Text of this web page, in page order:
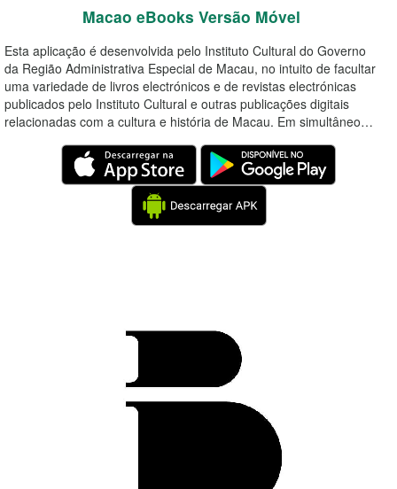
Macao eBooks Versão Móvel
Esta aplicação é desenvolvida pelo Instituto Cultural do Governo
da Região Administrativa Especial de Macau, no intuito de facultar
uma variedade de livros electrónicos e de revistas electrónicas
publicados pelo Instituto Cultural e outras publicações digitais
relacionadas com a cultura e história de Macau. Em simultâneo…